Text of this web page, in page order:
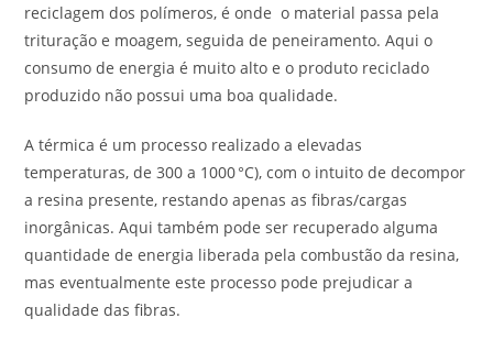
reciclagem dos polímeros, é onde o material passa pela
trituração e moagem, seguida de peneiramento. Aqui o
consumo de energia é muito alto e o produto reciclado
produzido não possui uma boa qualidade.
A térmica é um processo realizado a elevadas
temperaturas, de 300 a 1000 °C), com o intuito de decompor
a resina presente, restando apenas as fibras/cargas
inorgânicas. Aqui também pode ser recuperado alguma
quantidade de energia liberada pela combustão da resina,
mas eventualmente este processo pode prejudicar a
qualidade das fibras.